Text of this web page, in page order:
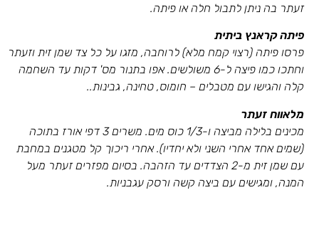
זעתר בה ניתן לתבול חלה או פיתה.
פיתה קראנץ ביתית
פרסו פיתה (רצוי קמח מלא) לרוחבה, מזגו על כל צד שמן זית וזעתר
וחתכו כמו פיצה ל-6 משולשים. אפו בתנור מס' דקות עד השחמה
קלה והגישו עם מטבלים – חומוס, טחינה, גבינות..
מלאווח זעתר
מכינים בלילה מביצה ו-1/3 כוס מים. משרים 3 דפי אורז בתוכה
(שמים אחד אחרי השני ולא יחדיו). אחרי ריכוך קל מטגנים במחבת
עם שמן זית מ-2 הצדדים עד הזהבה. בסיום מפזרים זעתר מעל
המנה, ומגישים עם ביצה קשה ורסק עגבניות.